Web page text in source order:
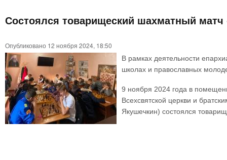
Состоялся товарищеский шахматный
Опубликовано 12 ноября 2024, 18:50
В рамках деятельности
школах и православных
9 ноября 2024 года в
Всехсвятской церкви и
Якушечкин) состоялся